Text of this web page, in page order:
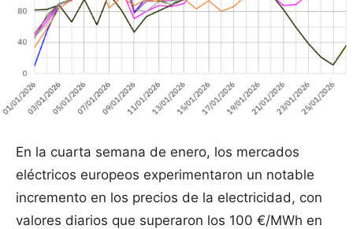
En la cuarta semana de enero, los mercados
eléctricos europeos experimentaron un notable
incremento en los precios de la electricidad, con
valores diarios que superaron los 100 €/MWh en